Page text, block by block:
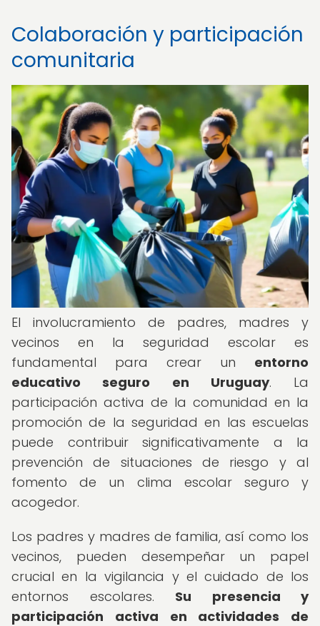
Colaboración y participación
comunitaria
El involucramiento de padres, madres y
vecinos en la seguridad escolar es
fundamental para crear un entorno
educativo seguro en Uruguay. La
participación activa de la comunidad en la
promoción de la seguridad en las escuelas
puede contribuir significativamente a la
prevención de situaciones de riesgo y al
fomento de un clima escolar seguro y
acogedor.
Los padres y madres de familia, así como los
vecinos, pueden desempeñar un papel
crucial en la vigilancia y el cuidado de los
entornos escolares. Su presencia y
participación activa en actividades de